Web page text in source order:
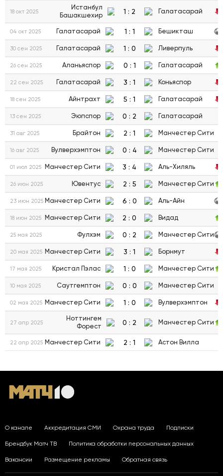
18 окт 2025
Истанбул
Башакшехир
1 : 2 Галатасарай
04 окт 2025 Галатасарай 1 : 1 Бешикташ
30 сен 2025 Галатасарай 1 : 0 Ливерпуль
26 сен 2025 Аланьяспор 0 : 1 Галатасарай
22 сен 2025 Галатасарай 3 : 1 Коньяспор
18 сен 2025 Айнтрахт 5 : 1 Галатасарай
13 сен 2025 Эюпспор 0 : 2 Галатасарай
31 авг 2025 Брайтон 2 : 1 Манчестер Сити
16 авг 2025 Вулверхэмптон 0 : 4 Манчестер Сити
01 июл 2025 Манчестер Сити 3 : 4 Аль-Хиляль
26 июн 2025 Ювентус 2 : 5 Манчестер Сити
23 июн 2025 Манчестер Сити 6 : 0 Аль-Айн
18 июн 2025 Манчестер Сити 2 : 0 Видад
25 мая 2025 Фулхэм 0 : 2 Манчестер Сити
20 мая 2025 Манчестер Сити 3 : 1 Борнмут
17 мая 2025 Кристал Пэлас 1 : 0 Манчестер Сити
10 мая 2025 Саутгемптон 0 : 0 Манчестер Сити
02 мая 2025 Манчестер Сити 1 : 0 Вулверхэмптон
27 апр 2025
Ноттингем
Форест
0 : 2 Манчестер Сити
22 апр 2025 Манчестер Сити 2 : 1 Астон Вилла
О канале Аккредитация СМИ Охрана труда Подписки
Брендбук Матч ТВ Политика обработки персональных данных
Вакансии Размещение рекламы Обратная связь